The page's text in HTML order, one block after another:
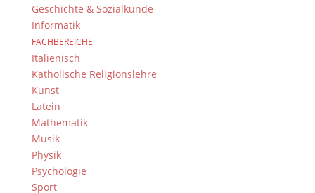
Geschichte & Sozialkunde
Informatik
FACHBEREICHE
Italienisch
Katholische Religionslehre
Kunst
Latein
Mathematik
Musik
Physik
Psychologie
Sport